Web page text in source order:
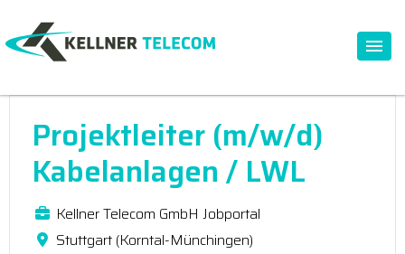
Projektleiter (m/w/d)
Kabelanlagen / LWL
Kellner Telecom GmbH Jobportal
Stuttgart (Korntal-Münchingen)